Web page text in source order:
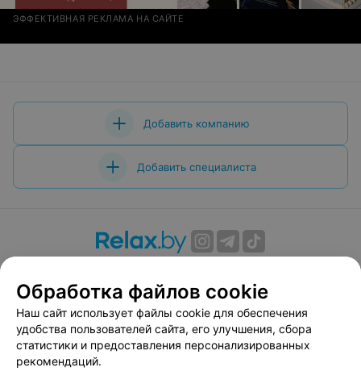
ЭФФЕКТИВНАЯ РЕКЛАМА НА САЙТЕ
Добавить компанию
Добавить специалиста
Вакансии
Публичный договор
Способы оплаты
Публичный договор по использованию сервиса
«Афиша»
Пользовательское соглашение
Обработка файлов cookie
Наш сайт использует файлы cookie для обеспечения
удобства пользователей сайта, его улучшения, сбора
статистики и предоставления персонализированных
рекомендаций.